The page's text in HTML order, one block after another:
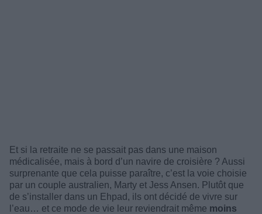
Et si la retraite ne se passait pas dans une maison
médicalisée, mais à bord d’un navire de croisière ? Aussi
surprenante que cela puisse paraître, c’est la voie choisie
par un couple australien, Marty et Jess Ansen. Plutôt que
de s’installer dans un Ehpad, ils ont décidé de vivre sur
l’eau… et ce mode de vie leur reviendrait même moins